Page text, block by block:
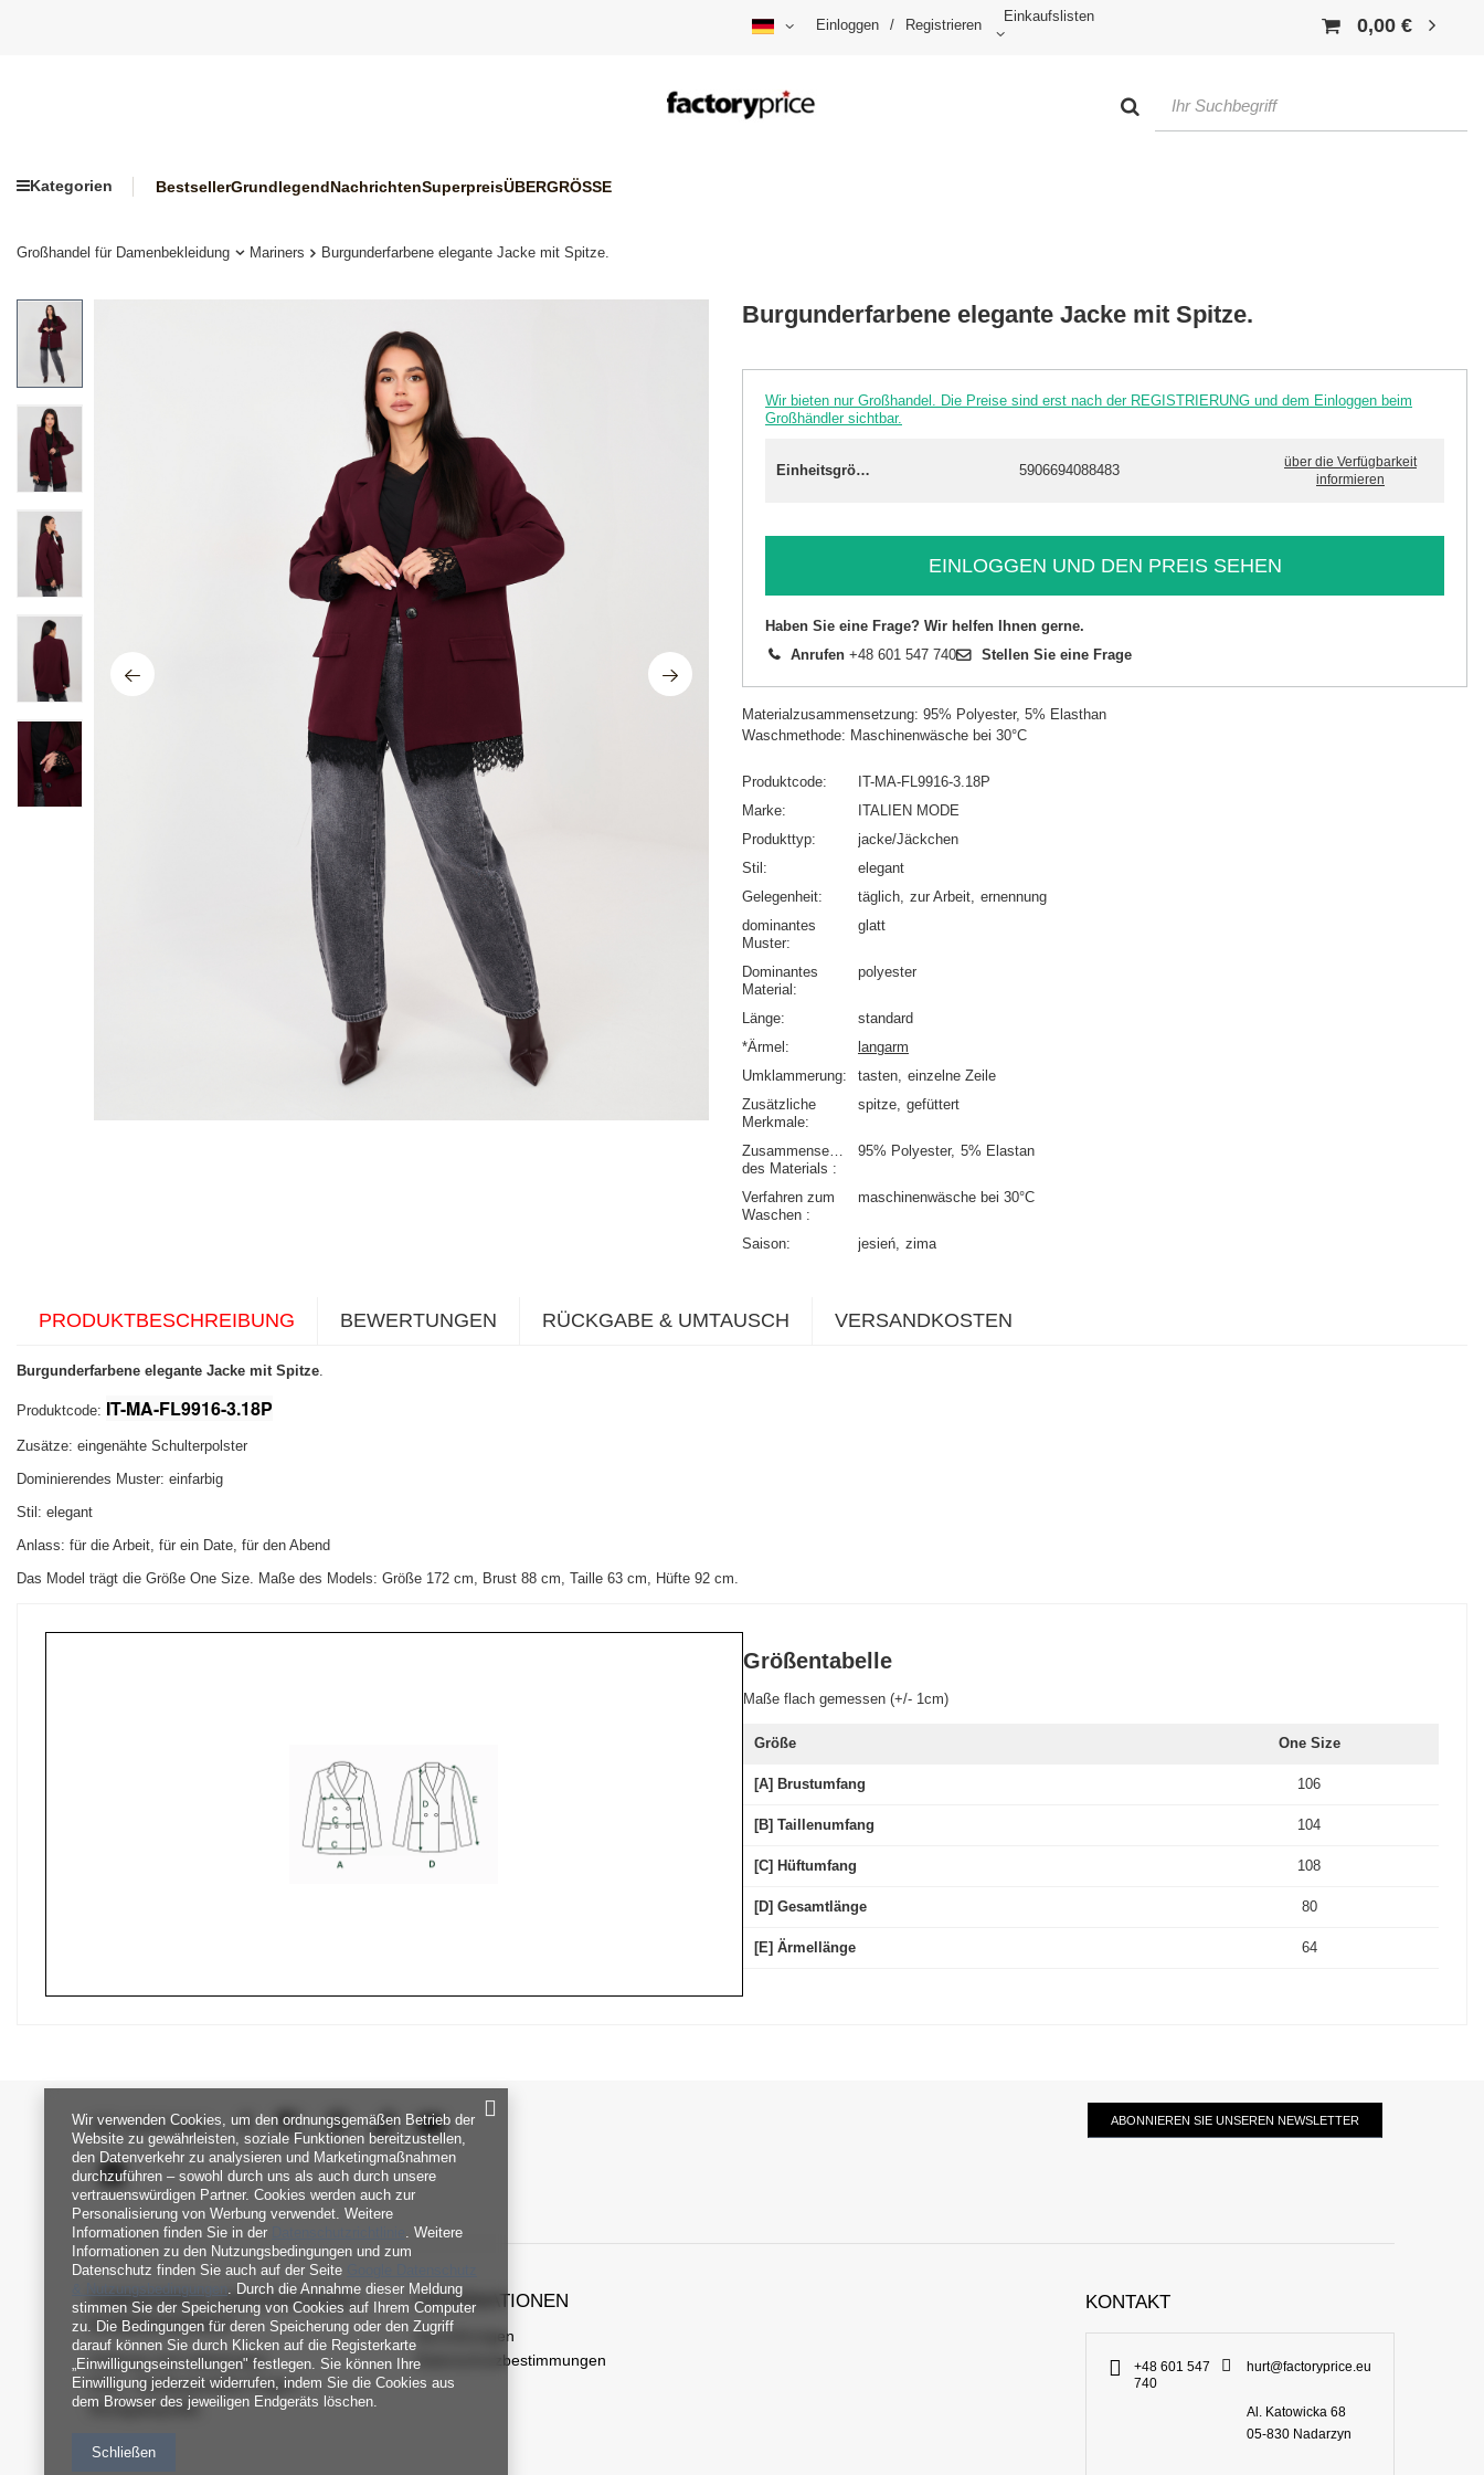
Einloggen / Registrieren
Einkaufslisten 0,00 €
Kategorien BestsellerGrundlegendNachrichtenSuperpreisÜBERGRÖSSE
Großhandel für Damenbekleidung Mariners Burgunderfarbene elegante Jacke mit Spitze.
Burgunderfarbene elegante Jacke mit Spitze.
Wir bieten nur Großhandel. Die Preise sind erst nach der REGISTRIERUNG und dem Einloggen beim
Großhändler sichtbar.
Einheitsgröße 5906694088483
über die Verfügbarkeit
informieren
EINLOGGEN UND DEN PREIS SEHEN
Haben Sie eine Frage? Wir helfen Ihnen gerne.
Anrufen +48 601 547 740 Stellen Sie eine Frage
Materialzusammensetzung: 95% Polyester, 5% Elasthan
Waschmethode: Maschinenwäsche bei 30°C
Produktcode
IT-MA-FL9916-3.18P
Marke
ITALIEN MODE
Produkttyp
jacke/Jäckchen
Stil
elegant
Gelegenheit
täglich zur Arbeit ernennung
dominantes
Muster
glatt
Dominantes
Material
polyester
Länge
standard
*Ärmel
langarm
Umklammerung
tasten einzelne Zeile
Zusätzliche
Merkmale
spitze gefüttert
Zusammensetzung
des Materials
95% Polyester 5% Elastan
Verfahren zum
Waschen
maschinenwäsche bei 30°C
Saison jesień zima
PRODUKTBESCHREIBUNG BEWERTUNGEN RÜCKGABE & UMTAUSCH VERSANDKOSTEN
Burgunderfarbene elegante Jacke mit Spitze.
Produktcode: IT-MA-FL9916-3.18P
Zusätze: eingenähte Schulterpolster
Dominierendes Muster: einfarbig
Stil: elegant
Anlass: für die Arbeit, für ein Date, für den Abend
Das Model trägt die Größe One Size. Maße des Models: Größe 172 cm, Brust 88 cm, Taille 63 cm, Hüfte 92 cm.
Größentabelle
Maße flach gemessen (+/- 1cm)
Größe One Size
[A] Brustumfang 106
[B] Taillenumfang 104
[C] Hüftumfang 108
[D] Gesamtlänge 80
[E] Ärmellänge 64
SEI UNS NAH ABONNIEREN SIE UNSEREN NEWSLETTER
FABRIKPREIS-GROSSHANDEL-K
UNDENDIENST
Zahlung und Lieferkosten
FAQ - Häufig gestellte Fragen
Rückgabepolitik
INFORMATIONEN
Verordnungen
Datenschutzbestimmungen
KONTAKT
+48 601 547
740
hurt@factoryprice.eu
Al. Katowicka 68
05-830 Nadarzyn
Wir verwenden Cookies, um den ordnungsgemäßen Betrieb der
Website zu gewährleisten, soziale Funktionen bereitzustellen,
den Datenverkehr zu analysieren und Marketingmaßnahmen
durchzuführen – sowohl durch uns als auch durch unsere
vertrauenswürdigen Partner. Cookies werden auch zur
Personalisierung von Werbung verwendet. Weitere
Informationen finden Sie in der
. Weitere
Informationen zu den Nutzungsbedingungen und zum
Datenschutz finden Sie auch auf der Seite
& Nutzungsbedingungen . Durch die Annahme dieser Meldung
stimmen Sie der Speicherung von Cookies auf Ihrem Computer
zu. Die Bedingungen für deren Speicherung oder den Zugriff
darauf können Sie durch Klicken auf die Registerkarte
„Einwilligungseinstellungen" festlegen. Sie können Ihre
Einwilligung jederzeit widerrufen, indem Sie die Cookies aus
dem Browser des jeweiligen Endgeräts löschen.
Schließen